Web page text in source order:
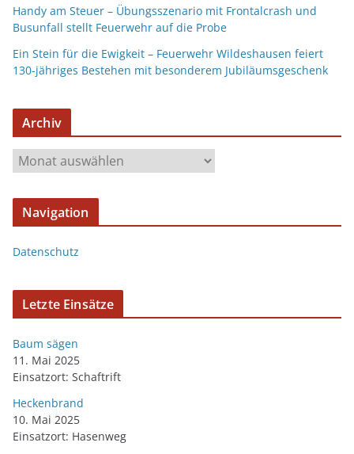
Handy am Steuer – Übungsszenario mit Frontalcrash und
Busunfall stellt Feuerwehr auf die Probe
Ein Stein für die Ewigkeit – Feuerwehr Wildeshausen feiert
130-jähriges Bestehen mit besonderem Jubiläumsgeschenk
Archiv
Navigation
Datenschutz
Letzte Einsätze
Baum sägen
11. Mai 2025
Einsatzort: Schaftrift
Heckenbrand
10. Mai 2025
Einsatzort: Hasenweg